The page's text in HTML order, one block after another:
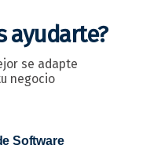
ayudarte?
se adapte
negocio
Software